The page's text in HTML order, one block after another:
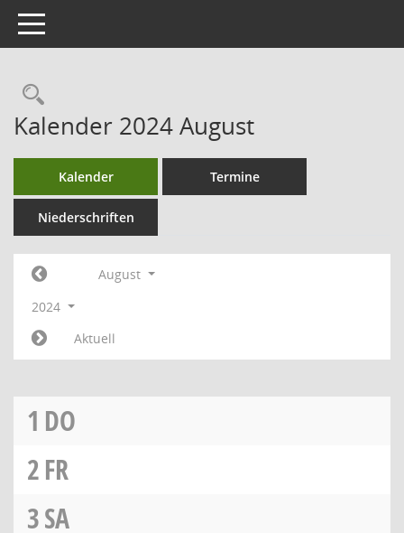
Toggle navigation
Kalender 2024 August
Kalender Termine
Niederschriften
August
2024
Aktuell
1 DO
2FR
3SA